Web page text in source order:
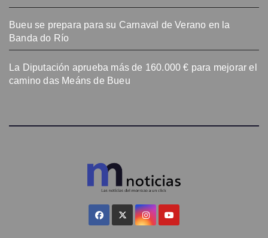
Bueu se prepara para su Carnaval de Verano en la
Banda do Río
La Diputación aprueba más de 160.000 € para mejorar el
camino das Meáns de Bueu